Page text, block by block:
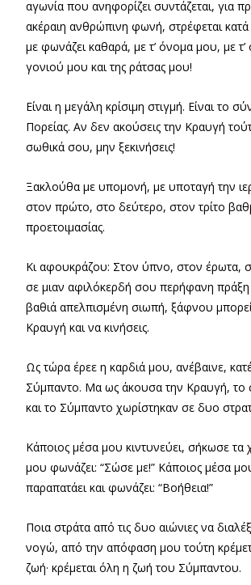
αγωνία που ανηφορίζει συντάζεται, για
ακέραιη ανθρώπινη φωνή, στρέφεται
με φωνάζει καθαρά, με τ’ όνομα μου, με
γονιού μου και της ράτσας μου!
Είναι η μεγάλη κρίσιμη στιγμή. Είναι το
Πορείας. Αν δεν ακούσεις την Κραυγή
σωθικά σου, μην ξεκινήσεις!
Ξακλούθα με υπομονή, με υποταγή την
στον πρώτο, στο δεύτερο, στον τρίτο
προετοιμασίας.
Κι αφουκράζου: Στον ύπνο, στον έρωτα,
σε μιαν αφιλόκερδή σου περήφανη
βαθιά απελπισμένη σιωπή, ξάφνου μπορεί
Κραυγή και να κινήσεις.
Ως τώρα έρεε η καρδιά μου, ανέβαινε,
Σύμπαντο. Μα ως άκουσα την Κραυγή, το
και το Σύμπαντο χωρίστηκαν σε δυο
Κάποιος μέσα μου κιντυνεύει, σήκωσε τα
μου φωνάζει: “Σώσε με!” Κάποιος μέσα
παραπατάει και φωνάζει: “Βοήθεια!”
Ποια στράτα από τις δυο αιώνιες να
νογώ, από την απόφαση μου τούτη
ζωή· κρέμεται όλη η ζωή του Σύμπαντου.